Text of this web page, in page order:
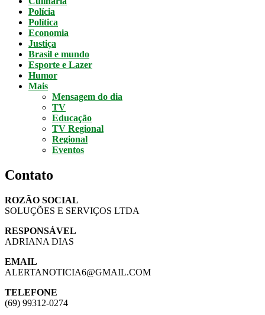
Polícia
Política
Economia
Justiça
Brasil e mundo
Esporte e Lazer
Humor
Mais
Mensagem do dia
TV
Educação
TV Regional
Regional
Eventos
Contato
ROZÃO SOCIAL
SOLUÇÕES E SERVIÇOS LTDA
RESPONSÁVEL
ADRIANA DIAS
EMAIL
ALERTANOTICIA6@GMAIL.COM
TELEFONE
(69) 99312-0274